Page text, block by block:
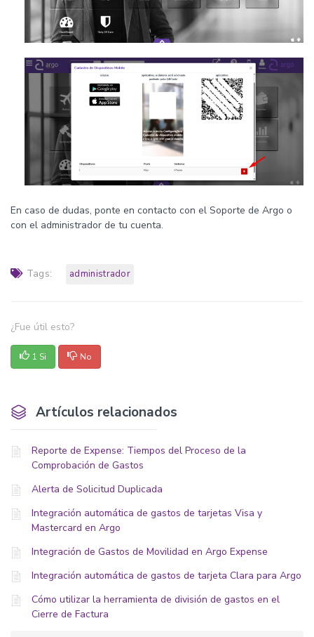
En caso de dudas, ponte en contacto con el Soporte de Argo o
con el administrador de tu cuenta.
Tags: administrador
¿Fue útil esto?
1 Si No
Artículos relacionados
Reporte de Expense: Tiempos del Proceso de la
Comprobación de Gastos
Alerta de Solicitud Duplicada
Integración automática de gastos de tarjetas Visa y
Mastercard en Argo
Integración de Gastos de Movilidad en Argo Expense
Integración automática de gastos de tarjeta Clara para Argo
Cómo utilizar la herramienta de división de gastos en el
Cierre de Factura